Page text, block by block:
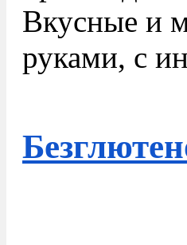
Вкусные и
руками, с